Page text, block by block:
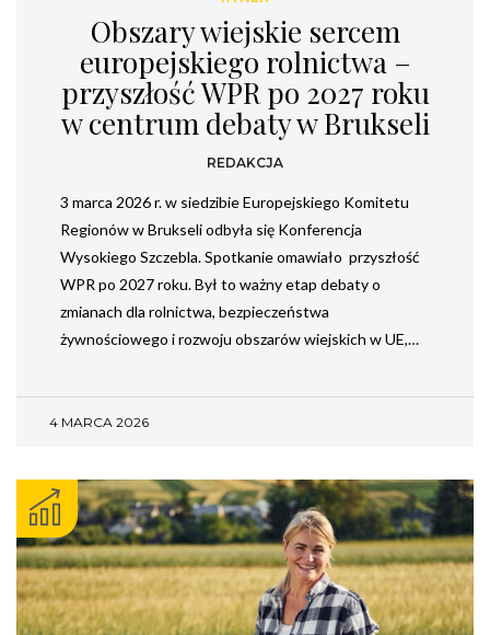
Obszary wiejskie sercem
europejskiego rolnictwa –
przyszłość WPR po 2027 roku
w centrum debaty w Brukseli
REDAKCJA
3 marca 2026 r. w siedzibie Europejskiego Komitetu
Regionów w Brukseli odbyła się Konferencja
Wysokiego Szczebla. Spotkanie omawiało przyszłość
WPR po 2027 roku. Był to ważny etap debaty o
zmianach dla rolnictwa, bezpieczeństwa
żywnościowego i rozwoju obszarów wiejskich w UE,…
4 MARCA 2026